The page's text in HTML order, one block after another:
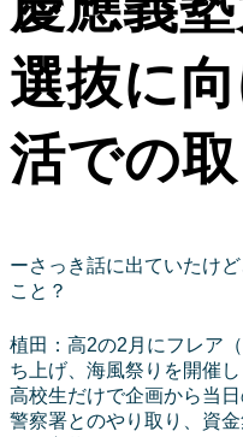
選抜に
活での
ーさっき話に出ていたけ
こと？
植田：高2の2月にフレア
ち上げ、海風祭りを開催
高校生だけで企画から当
警察署とのやり取り、資